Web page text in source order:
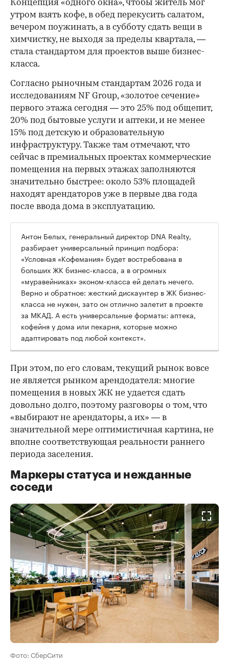
Концепция «одного окна», чтобы житель мог
утром взять кофе, в обед перекусить салатом,
вечером поужинать, а в субботу сдать вещи в
химчистку, не выходя за пределы квартала, —
стала стандартом для проектов выше бизнес-
класса.
Согласно рыночным стандартам 2026 года и
исследованиям NF Group, «золотое сечение»
первого этажа сегодня — это 25% под общепит,
20% под бытовые услуги и аптеки, и не менее
15% под детскую и образовательную
инфраструктуру. Также там отмечают, что
сейчас в премиальных проектах коммерческие
помещения на первых этажах заполняются
значительно быстрее: около 53% площадей
находят арендаторов уже в первые два года
после ввода дома в эксплуатацию.
Антон Белых, генеральный директор DNA Realty,
разбирает универсальный принцип подбора:
«Условная «Кофемания» будет востребована в
больших ЖК бизнес-класса, а в огромных
«муравейниках» эконом-класса ей делать нечего.
Верно и обратное: жесткий дискаунтер в ЖК бизнес-
класса не нужен, зато он отлично залетит в проекте
за МКАД. А есть универсальные форматы: аптека,
кофейня у дома или пекарня, которые можно
адаптировать под любой контекст».
При этом, по его словам, текущий рынок вовсе
не является рынком арендодателя: многие
помещения в новых ЖК не удается сдать
довольно долго, поэтому разговоры о том, что
«выбирают не арендаторы, а их» — в
значительной мере оптимистичная картина, не
вполне соответствующая реальности раннего
периода заселения.
Маркеры статуса и нежданные
соседи
Фото: СберСити